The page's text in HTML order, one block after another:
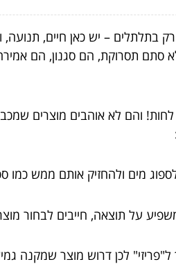
– יש כאן חיים, תנועה,
סתם תסרוקת, הם סגנון, הם
והם לא אוהבים מוצרים
מים ולהחזיק אותם ממש כמו
על תוצאה, חייבים לבחור
לכן דרוש מוצר שמקנה